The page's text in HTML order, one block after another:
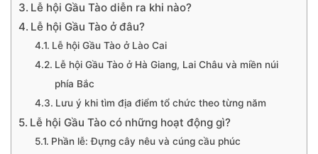
Lễ hội Gầu Tào diễn ra khi nào?
Lễ hội Gầu Tào ở đâu?
Lễ hội Gầu Tào ở Lào Cai
Lễ hội Gầu Tào ở Hà Giang, Lai Châu và miền núi
phía Bắc
Lưu ý khi tìm địa điểm tổ chức theo từng năm
Lễ hội Gầu Tào có những hoạt động gì?
Phần lễ: Đựng cây nêu và cúng cầu phúc